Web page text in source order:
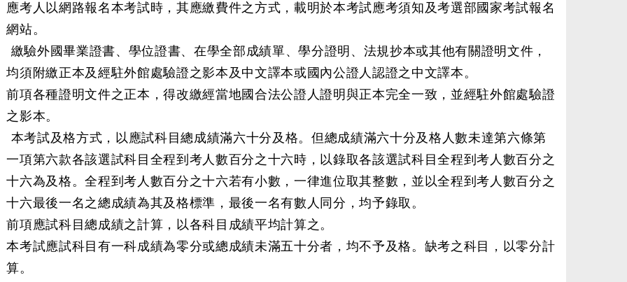
應考人以網路報名本考試時，其應繳費件之方式，載明於本考試應考須知及考選部國家考試報名
網站。
外國畢業證書、學位證書、在學全部成績單、學分證明、法規抄本或其他有關證明文件，
均須附繳正本及經駐外館處驗證之影本及中文譯本或國內公證人認證之中文譯本。
前項各種證明文件之正本，得改繳經當地國合法公證人證明與正本完全一致，並經駐外館處驗證
之影本。
試及格方式，以應試科目總成績滿六十分及格。但總成績滿六十分及格人數未達第六條第
一項第六款各該選試科目全程到考人數百分之十六時，以錄取各該選試科目全程到考人數百分之
十六為及格。全程到考人數百分之十六若有小數，一律進位取其整數，並以全程到考人數百分之
十六最後一名之總成績為其及格標準，最後一名有數人同分，均予錄取。
前項應試科目總成績之計算，以各科目成績平均計算之。
本考試應試科目有一科成績為零分或總成績未滿五十分者，均不予及格。缺考之科目，以零分計
算。